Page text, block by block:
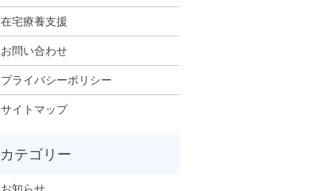
在宅療養支援
お問い合わせ
プライバシーポリシー
サイトマップ
お知らせ